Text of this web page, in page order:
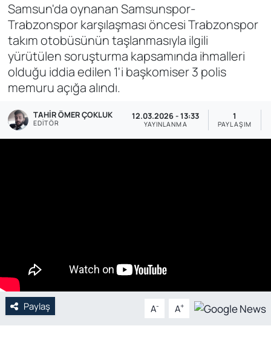
Samsun'da oynanan Samsunspor-
Trabzonspor karşılaşması öncesi Trabzonspor
takım otobüsünün taşlanmasıyla ilgili
yürütülen soruşturma kapsamında ihmalleri
olduğu iddia edilen 1'i başkomiser 3 polis
memuru açığa alındı.
TAHIR ÖMER ÇOKLUK
EDITÖR
12.03.2026 - 13:33
YAYINLANMA
1
PAYLAŞIM
Paylaş A- A+
Dünya
Ekonomi
Genel
Gündem
Özel Haber
Web Tv
Yerel